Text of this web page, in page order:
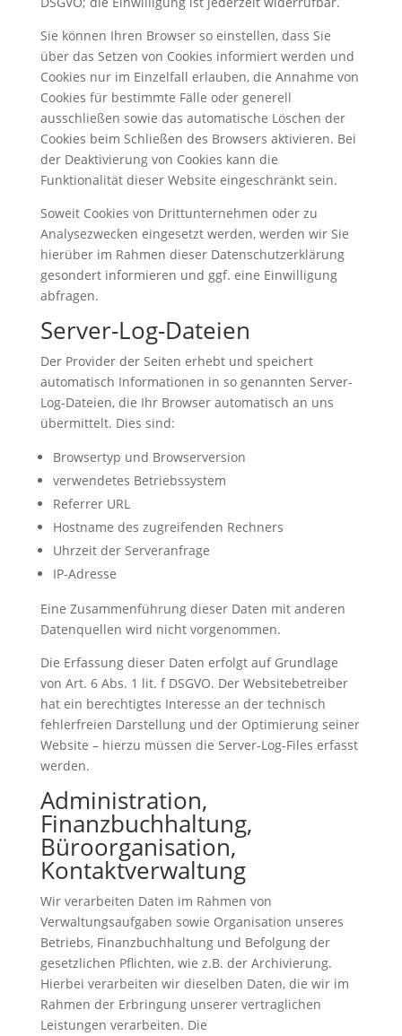
Sie können Ihren Browser so einstellen, dass Sie
über das Setzen von Cookies informiert werden und
Cookies nur im Einzelfall erlauben, die Annahme von
Cookies für bestimmte Fälle oder generell
ausschließen sowie das automatische Löschen der
Cookies beim Schließen des Browsers aktivieren. Bei
der Deaktivierung von Cookies kann die
Funktionalität dieser Website eingeschränkt sein.
Soweit Cookies von Drittunternehmen oder zu
Analysezwecken eingesetzt werden, werden wir Sie
hierüber im Rahmen dieser Datenschutzerklärung
gesondert informieren und ggf. eine Einwilligung
abfragen.
Server-Log-Dateien
Der Provider der Seiten erhebt und speichert
automatisch Informationen in so genannten Server-
Log-Dateien, die Ihr Browser automatisch an uns
übermittelt. Dies sind:
Browsertyp und Browserversion
verwendetes Betriebssystem
Referrer URL
Hostname des zugreifenden Rechners
Uhrzeit der Serveranfrage
IP-Adresse
Eine Zusammenführung dieser Daten mit anderen
Datenquellen wird nicht vorgenommen.
Die Erfassung dieser Daten erfolgt auf Grundlage
von Art. 6 Abs. 1 lit. f DSGVO. Der Websitebetreiber
hat ein berechtigtes Interesse an der technisch
fehlerfreien Darstellung und der Optimierung seiner
Website – hierzu müssen die Server-Log-Files erfasst
werden.
Administration,
Finanzbuchhaltung,
Büroorganisation,
Kontaktverwaltung
Wir verarbeiten Daten im Rahmen von
Verwaltungsaufgaben sowie Organisation unseres
Betriebs, Finanzbuchhaltung und Befolgung der
gesetzlichen Pflichten, wie z.B. der Archivierung.
Hierbei verarbeiten wir dieselben Daten, die wir im
Rahmen der Erbringung unserer vertraglichen
Leistungen verarbeiten. Die